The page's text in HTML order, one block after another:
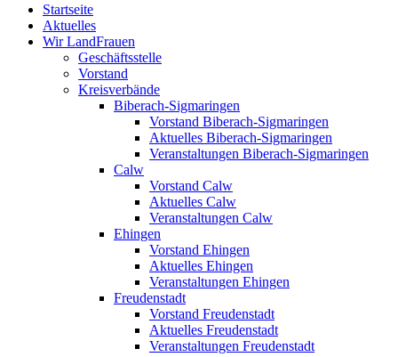
Startseite
Aktuelles
Wir LandFrauen
Geschäftsstelle
Vorstand
Kreisverbände
Biberach-Sigmaringen
Vorstand Biberach-Sigmaringen
Aktuelles Biberach-Sigmaringen
Veranstaltungen Biberach-Sigmaringen
Calw
Vorstand Calw
Aktuelles Calw
Veranstaltungen Calw
Ehingen
Vorstand Ehingen
Aktuelles Ehingen
Veranstaltungen Ehingen
Freudenstadt
Vorstand Freudenstadt
Aktuelles Freudenstadt
Veranstaltungen Freudenstadt